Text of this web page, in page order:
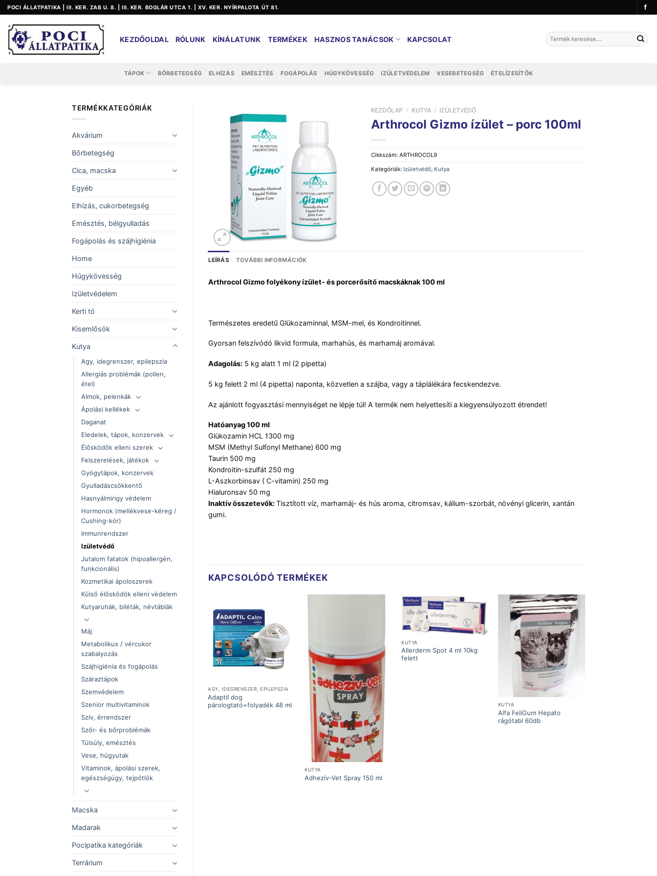
Skip
to
content
POCI ÁLLATPATIKA | III. KER. ZAB U. 8. | III. KER. BOGLÁR UTCA 1. | XV. KER. NYÍRPALOTA ÚT 81.
KEZDŐOLDAL RÓLUNK KÍNÁLATUNK TERMÉKEK HASZNOS TANÁCSOK KAPCSOLAT
Keresés
a
TÁPOK BŐRBETEGSÉG ELHÍZÁS EMÉSZTÉS FOGÁPOLÁS HÚGYKÖVESSÉG IZÜLETVÉDELEM VESEBETEGSÉG ÉTELÍZESÍTŐK
TERMÉKKATEGÓRIÁK
Akvárium
Bőrbetegség
Cica, macska
Egyéb
Elhízás, cukorbetegség
Emésztés, bélgyulladás
Fogápolás és szájhigiénia
Home
Húgykövesség
Izületvédelem
Kerti tó
Kisemlősök
Kutya
Agy, idegrenszer, epilepszia
Allergiás problémák (pollen,
étel)
Almok, pelenkák
Ápolási kellékek
Daganat
Eledelek, tápok, konzervek
Élősködők elleni szerek
Felszerelések, játékok
Gyógytápok, konzervek
Gyulladáscsökkentő
Hasnyálmirigy védelem
Hormonok (mellékvese-kéreg /
Cushing-kór)
Immunrendszer
Izületvédő
Jutalom fatatok (hipoallergén,
funkcionális)
Kozmetikai ápoloszerek
Külső élősködök elleni védelem
Kutyaruhák, biléták, névtáblák
Máj
Metabolikus / vércukor
szabalyozás
Szájhigiénia és fogápolás
Száraztápok
Szemvédelem
Szenior multivitaminok
Szív, érrendszer
Szőr- és bőrproblémák
Túlsúly, emésztés
Vese, húgyutak
Vitaminok, ápolási szerek,
egészségügy, tejpótlók
Macska
Madarak
Pocipatika kategóriák
Terrárium
KEZDŐLAP / KUTYA / IZÜLETVÉDŐ
Arthrocol Gizmo ízület – porc 100ml
Cikkszám:ARTHROCOL9
Kategóriák: Izületvédő, Kutya
LEÍRÁS TOVÁBBI INFORMÁCIÓK
Arthrocol Gizmo folyékony ízület- és porcerősítő macskáknak 100 ml
Természetes eredetű Glükozaminnal, MSM-mel, és Kondroitinnel.
Gyorsan felszívódó likvid formula, marhahús, és marhamáj aromával.
Adagolás:5 kg alatt 1 ml (2 pipetta)
5 kg felett 2 ml (4 pipetta) naponta, közvetlen a szájba, vagy a táplálékára fecskendezve.
Az ajánlott fogyasztási mennyiséget ne lépje túl! A termék nem helyettesíti a kiegyensúlyozott étrendet!
Hatóanyag 100 ml
Glükozamin HCL 1300 mg
MSM (Methyl Sulfonyl Methane) 600 mg
Taurin 500 mg
Kondroitin-szulfát 250 mg
L-Aszkorbinsav ( C-vitamin) 250 mg
Hialuronsav 50 mg
Inaktív összetevők:Tisztított víz, marhamáj- és hús aroma, citromsav, kálium-szorbát, növényi glicerin, xantán
gumi.
KAPCSOLÓDÓ TERMÉKEK
AGY, IDEGRENSZER, EPILEPSZIA
Adaptil dog
párologtató+folyadék 48 ml
KUTYA
Adhezív-Vet Spray 150 ml
KUTYA
Allerderm Spot 4 ml 10kg
felett
KUTYA
Alfa FeliGum Hepato
rágótabl 60db
IZÜLETVÉDŐ
500ml